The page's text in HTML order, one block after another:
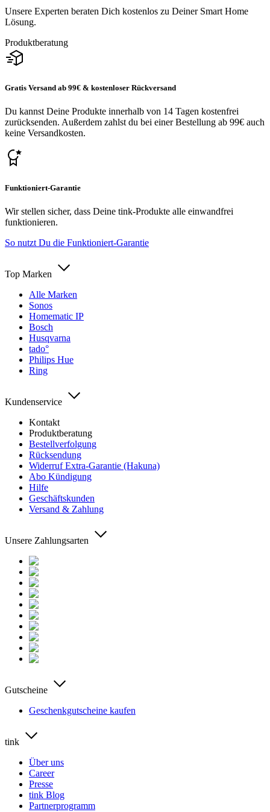
Unsere Experten beraten Dich kostenlos zu Deiner Smart Home
Lösung.
Produktberatung
Gratis Versand ab 99€ & kostenloser Rückversand
Du kannst Deine Produkte innerhalb von 14 Tagen kostenfrei
zurücksenden. Außerdem zahlst du bei einer Bestellung ab 99€ auch
keine Versandkosten.
Funktioniert-Garantie
Wir stellen sicher, dass Deine tink-Produkte alle einwandfrei
funktionieren.
So nutzt Du die Funktioniert-Garantie
Top Marken
Alle Marken
Sonos
Homematic IP
Bosch
Husqvarna
tado°
Philips Hue
Ring
Kundenservice
Kontakt
Produktberatung
Bestellverfolgung
Rücksendung
Widerruf Extra-Garantie (Hakuna)
Abo Kündigung
Hilfe
Geschäftskunden
Versand & Zahlung
Unsere Zahlungsarten
Gutscheine
Geschenkgutscheine kaufen
tink
Über uns
Career
Presse
tink Blog
Partnerprogramm